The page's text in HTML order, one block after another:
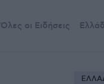
Όλες οι Ειδήσεις